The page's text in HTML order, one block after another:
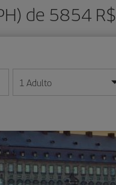
de 5854 R$
dia/mês/ano
1 Adulto